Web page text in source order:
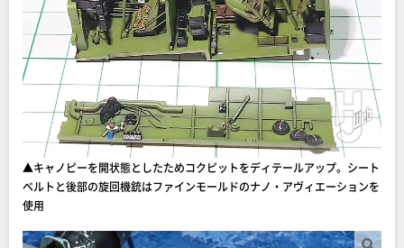
▲キャノピーを開状態としたためコクピットをディテールアップ。シート
ベルトと後部の旋回機銃はファインモールドのナノ・アヴィエーションを
使用